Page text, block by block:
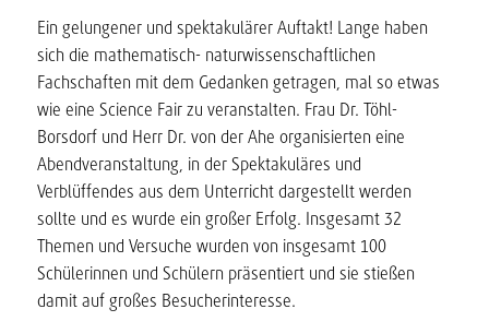
Ein gelungener und spektakulärer Auftakt! Lange haben
sich die mathematisch- naturwissenschaftlichen
Fachschaften mit dem Gedanken getragen, mal so etwas
wie eine Science Fair zu veranstalten. Frau Dr. Töhl-
Borsdorf und Herr Dr. von der Ahe organisierten eine
Abendveranstaltung, in der Spektakuläres und
Verblüffendes aus dem Unterricht dargestellt werden
sollte und es wurde ein großer Erfolg. Insgesamt 32
Themen und Versuche wurden von insgesamt 100
Schülerinnen und Schülern präsentiert und sie stießen
damit auf großes Besucherinteresse.